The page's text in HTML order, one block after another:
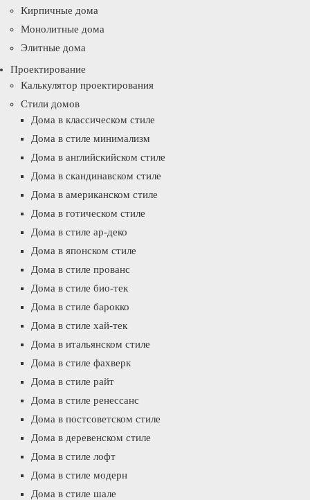
Кирпичные дома
Монолитные дома
Элитные дома
Проектирование
Калькулятор проектирования
Стили домов
Дома в классическом стиле
Дома в стиле минимализм
Дома в английскийском стиле
Дома в скандинавском стиле
Дома в американском стиле
Дома в готическом стиле
Дома в стиле ар-деко
Дома в японском стиле
Дома в стиле прованс
Дома в стиле био-тек
Дома в стиле барокко
Дома в стиле хай-тек
Дома в итальянском стиле
Дома в стиле фахверк
Дома в стиле райт
Дома в стиле ренессанс
Дома в постсоветском стиле
Дома в деревенском стиле
Дома в стиле лофт
Дома в стиле модерн
Дома в стиле шале